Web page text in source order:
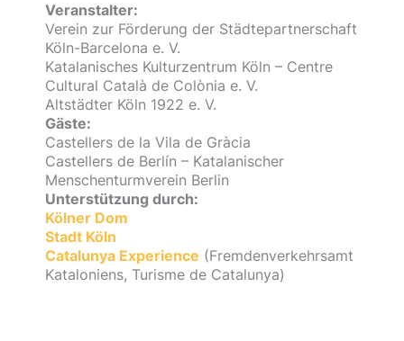
Veranstalter:
Verein zur Förderung der Städtepartnerschaft
Köln-Barcelona e. V.
Katalanisches Kulturzentrum Köln – Centre
Cultural Català de Colònia e. V.
Altstädter Köln 1922 e. V.
Gäste:
Castellers de la Vila de Gràcia
Castellers de Berlín – Katalanischer
Menschenturmverein Berlin
Unterstützung durch:
Kölner Dom
Stadt Köln
Catalunya Experience (Fremdenverkehrsamt
Kataloniens, Turisme de Catalunya)